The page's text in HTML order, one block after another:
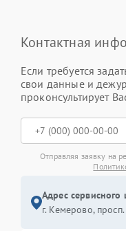
Контактная
Если требуется
свои данные и
проконсультирует
Отправляя заявку на
Адрес
г. Кемерово,